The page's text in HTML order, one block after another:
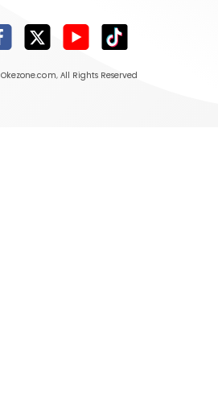
Okezone.com, All Rights Reserved